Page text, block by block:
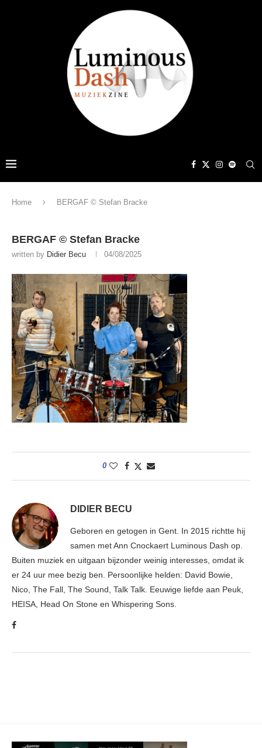
Home BERGAF © Stefan Bracke
BERGAF © Stefan Bracke
written by Didier Becu 04/08/2025
0
DIDIER BECU
Geboren en getogen in Gent. In 2015 richtte hij
samen met Ann Cnockaert Luminous Dash op.
Buiten muziek en uitgaan bijzonder weinig interesses, omdat ik
er 24 uur mee bezig ben. Persoonlijke helden: David Bowie,
Nico, The Fall, The Sound, Talk Talk. Eeuwige liefde aan Peuk,
HEISA, Head On Stone en Whispering Sons.